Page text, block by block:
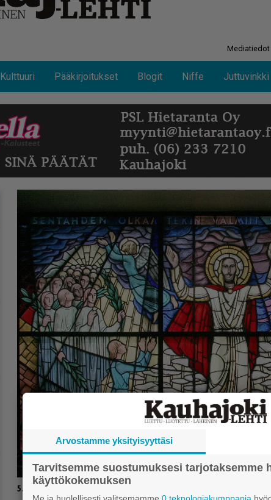
Mediatiedot
Kulttuuri Pääkirjoitukset Blogit Niffe Juttuvinkki
5.10.2025 8.30
Arvostamme yksityisyyttäsi
Tarvitsemme suostumuksesi tarjotaksemme
käyttökokemuksen
Me ja huolellisesti valitsemamme 0 teknologiakumppania